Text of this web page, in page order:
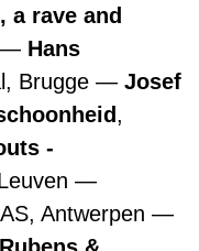
a rave and
Hans
Brugge
Josef
,
-
Antwerpen